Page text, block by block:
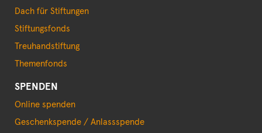
Dach für Stiftungen
Stiftungsfonds
Treuhandstiftung
Themenfonds
SPENDEN
Online spenden
Geschenkspende / Anlassspende